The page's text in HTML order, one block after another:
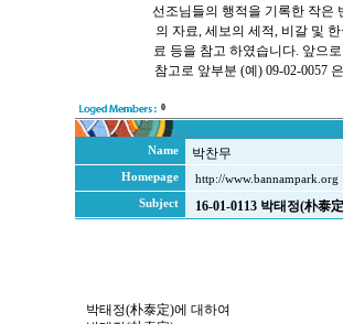
선조님들의 행적을 기록한 작은
의 자료, 세보의 세적, 비갈 및
료 등을 참고 하였습니다. 앞으
참고로 앞부분 (예) 09-02-0057
0
Name 박찬무
Homepage
http://www.bannampark.org
Subject
16-01-0113 박태정(朴泰
박태정(朴泰定)에 대하여